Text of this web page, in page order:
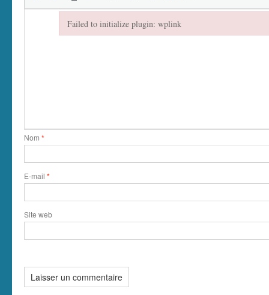
Nom *
E-mail *
Site web
Failed to initialize plugin: wplink
Failed to initialize plugin: wplink